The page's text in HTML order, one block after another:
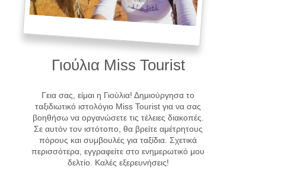
Γιούλια Miss Tourist
Γεια σας, είμαι η Γιούλια! Δημιούργησα το
ταξιδιωτικό ιστολόγιο Miss Tourist για να σας
βοηθήσω να οργανώσετε τις τέλειες διακοπές.
Σε αυτόν τον ιστότοπο, θα βρείτε αμέτρητους
πόρους και συμβουλές για ταξίδια. Σχετικά
περισσότερα, εγγραφείτε στο ενημερωτικό μου
δελτίο. Καλές εξερευνήσεις!